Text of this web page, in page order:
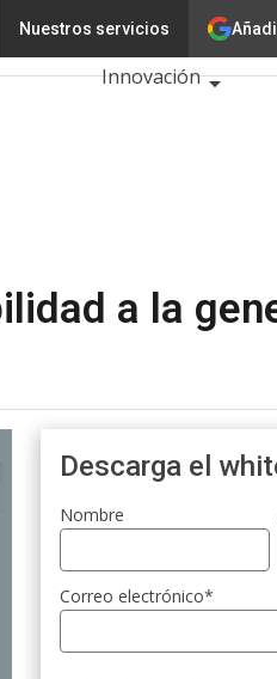
Nuestros servicios
demandaTecnología
Innovación
Calendario de
Eventos TIC
a la
Descarga el
Nombre
Correo electrónico*